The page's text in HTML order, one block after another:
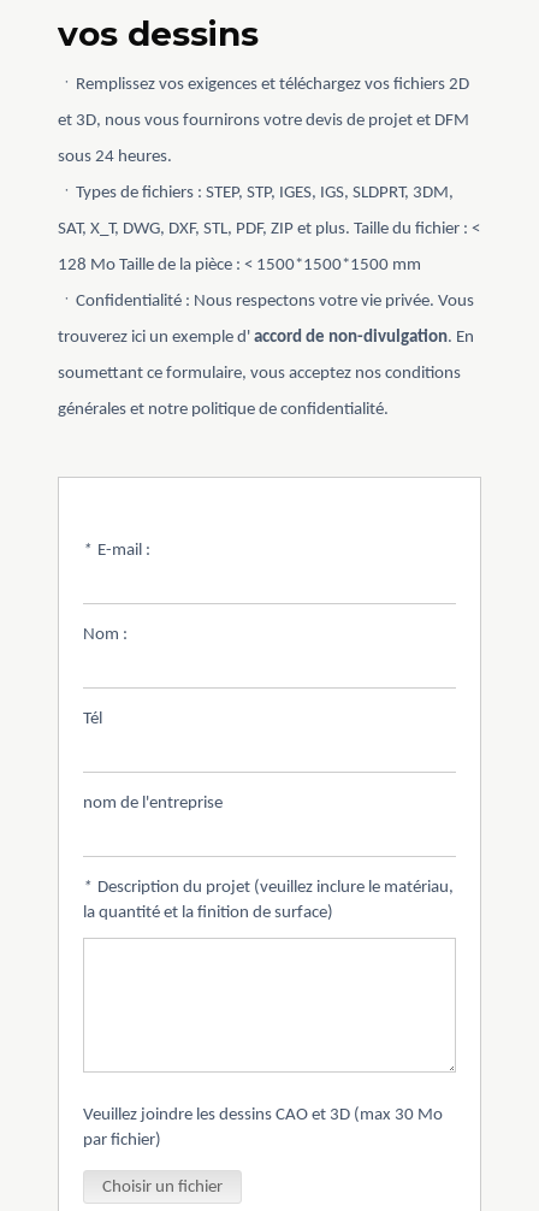
vos dessins
ㆍRemplissez vos exigences et téléchargez vos fichiers 2D
et 3D, nous vous fournirons votre devis de projet et DFM
sous 24 heures.
ㆍTypes de fichiers : STEP, STP, IGES, IGS, SLDPRT, 3DM,
SAT, X_T, DWG, DXF, STL, PDF, ZIP et plus. Taille du fichier : <
128 Mo Taille de la pièce : < 1500*1500*1500 mm
ㆍConfidentialité : Nous respectons votre vie privée. Vous
trouverez ici un exemple d' accord de non-divulgation. En
soumettant ce formulaire, vous acceptez nos conditions
générales et notre politique de confidentialité.
* E-mail :
Nom :
Tél
nom de l'entreprise
* Description du projet (veuillez inclure le matériau,
la quantité et la finition de surface)
Veuillez joindre les dessins CAO et 3D (max 30 Mo
par fichier)
Choisir un fichier